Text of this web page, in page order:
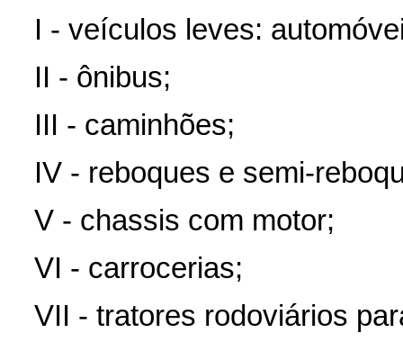
I - veículos leves:
II - ônibus;
III - caminhões;
IV - reboques e semi-
V - chassis com motor;
VI - carrocerias;
VII - tratores rodoviários